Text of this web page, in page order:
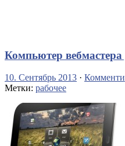
Компьютер вебмастера
10. Сентябрь 2013 ·
Метки: рабочее